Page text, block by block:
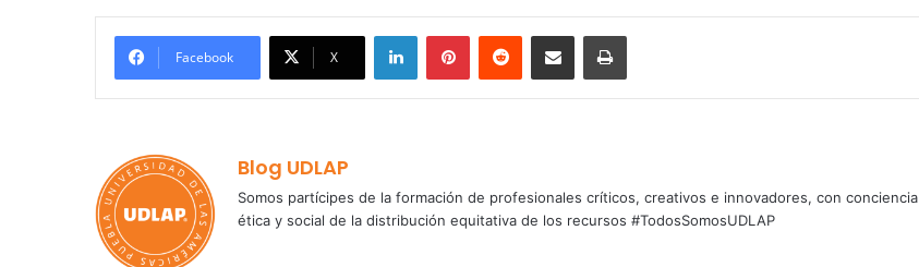
Facebook X
LinkedInPinterestReddit Share via Email Print
Blog UDLAP
Somos partícipes de la formación de profesionales críticos, creativos e innovadores, con conciencia
ética y social de la distribución equitativa de los recursos #TodosSomosUDLAP